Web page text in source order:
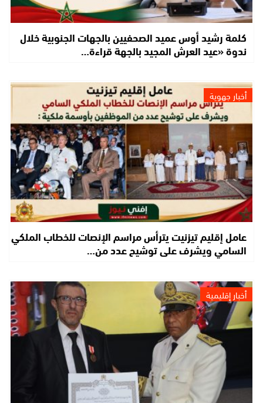
كلمة رشيد أوس عميد الصحفيين بالجهات الجنوبية خلال
ندوة «عيد العرش المجيد بالجهة قراءة…
أخبار جهوية
عامل إقليم تيزنيت يترأس مراسم الإنصات للخطاب الملكي
السامي ويشرف على توشيح عدد من…
أخبار إقليمية